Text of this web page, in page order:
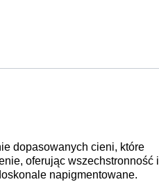
dopasowanych cieni, które
oferując wszechstronność i
napigmentowane.